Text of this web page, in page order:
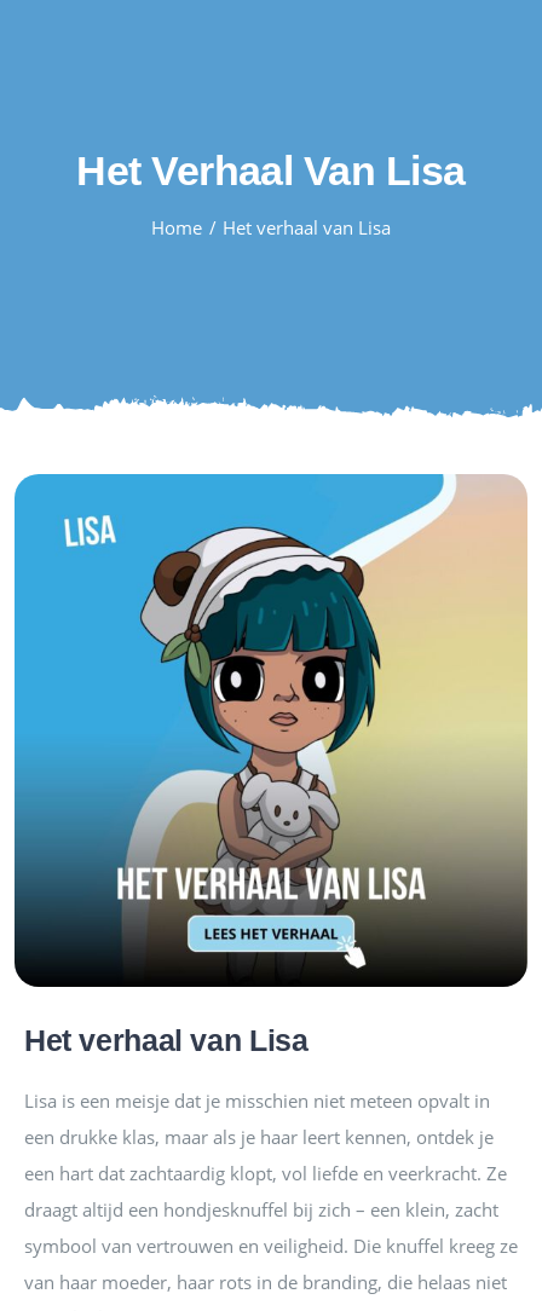
Het Verhaal Van Lisa
Home Het verhaal van Lisa
Het verhaal van Lisa
Lisa is een meisje dat je misschien niet meteen opvalt in
een drukke klas, maar als je haar leert kennen, ontdek je
een hart dat zachtaardig klopt, vol liefde en veerkracht. Ze
draagt altijd een hondjesknuffel bij zich – een klein, zacht
symbool van vertrouwen en veiligheid. Die knuffel kreeg ze
van haar moeder, haar rots in de branding, die helaas niet